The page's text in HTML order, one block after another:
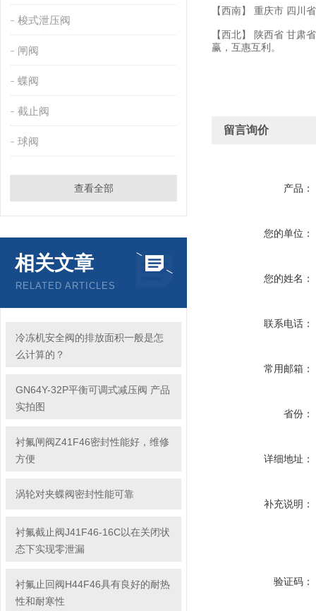
梭式泄压阀
闸阀
蝶阀
截止阀
球阀
查看全部
相关文章
RELATED ARTICLES
冷冻机安全阀的排放面积一般是怎
么计算的？
GN64Y-32P平衡可调式减压阀 产品
实拍图
衬氟闸阀Z41F46密封性能好，维修
方便
涡轮对夹蝶阀密封性能可靠
衬氟截止阀J41F46-16C以在关闭状
态下实现零泄漏
衬氟止回阀H44F46具有良好的耐热
性和耐寒性
【西南】 重庆市 四川
【西北】 陕西省 甘肃
赢，互惠互利。
留言询价
产品：
您的单位：
您的姓名：
联系电话：
常用邮箱：
省份：
详细地址：
补充说明：
验证码：